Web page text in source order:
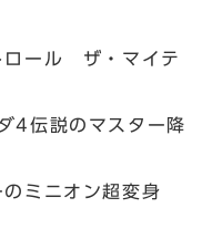
ロール ザ・マイテ
4伝説のマスター降
ミニオン超変身